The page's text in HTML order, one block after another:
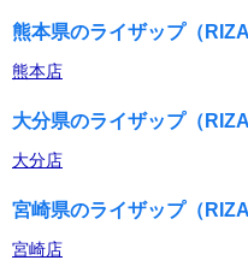
熊本県のライザップ（
熊本店
大分県のライザップ（
大分店
宮崎県のライザップ（
宮崎店